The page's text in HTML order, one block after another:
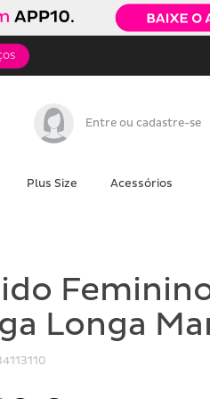
Entre ou cadastre-se
Plus Size Acessórios
Longa